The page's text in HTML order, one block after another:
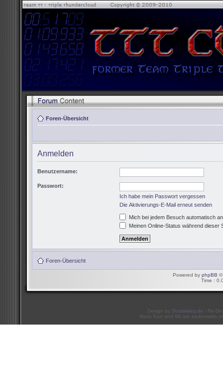
Foren-Übersicht
Anmelden
Benutzername:
Passwort:
Ich habe mein Passwort vergessen
Die Aktivierungs-E-Mail erneut senden
Mich bei jedem Besuch automatisch
Meinen Online-Status während dieser
Foren-Übersicht
Powered by phpBB ©
Time :
Design by Doublekey.de - Re-
Mario Kart and Wii are trademarks